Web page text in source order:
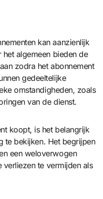
kan aanzienlijk
het algemeen bieden de
zodra het abonnement
gedeeltelijke
omstandigheden, zoals
van de dienst.
koopt, is het belangrijk
te bekijken. Het begrijpen
een weloverwogen
verliezen te vermijden als